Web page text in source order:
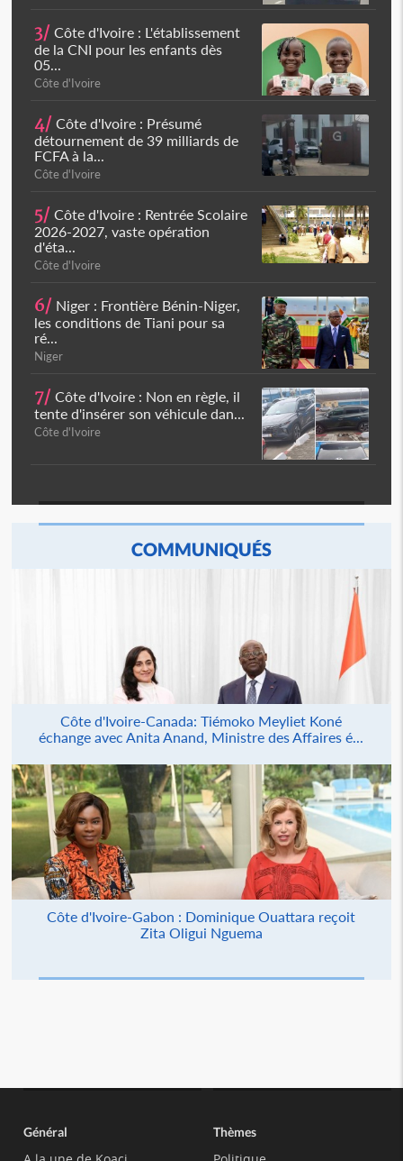
3/ Côte d'Ivoire : L'établissement
de la CNI pour les enfants dès
05...
Côte d'Ivoire
4/ Côte d'Ivoire : Présumé
détournement de 39 milliards de
FCFA à la...
Côte d'Ivoire
5/ Côte d'Ivoire : Rentrée Scolaire
2026-2027, vaste opération
d'éta...
Côte d'Ivoire
6/ Niger : Frontière Bénin-Niger,
les conditions de Tiani pour sa
ré...
Niger
7/ Côte d'Ivoire : Non en règle, il
tente d'insérer son véhicule dan...
Côte d'Ivoire
COMMUNIQUÉS
Côte d'Ivoire-Canada: Tiémoko Meyliet Koné
échange avec Anita Anand, Ministre des Affaires é...
Côte d'Ivoire-Gabon : Dominique Ouattara reçoit
Zita Oligui Nguema
Général Thèmes